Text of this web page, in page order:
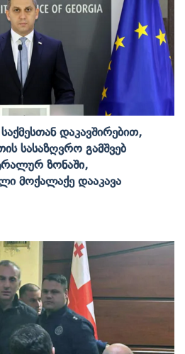
Დაკავშირებით,
Სასაზღვრო Გამშვებ
Ზონაში,
Მოქალაქე Დააკავა